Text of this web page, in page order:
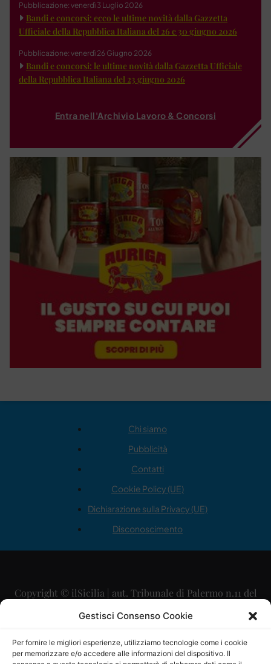
Gestisci Consenso Cookie
Per fornire le migliori esperienze, utilizziamo tecnologie come i cookie
per memorizzare e/o accedere alle informazioni del dispositivo. Il
Pubblicazione: venerdì 3 Luglio 2026
Bandi e concorsi: ecco le ultime novità dalla Gazzetta
Ufficiale della Repubblica Italiana del 26 e 30 giugno 2026
Pubblicazione: venerdì 26 Giugno 2026
Bandi e concorsi: le ultime novità dalla Gazzetta Ufficiale
della Repubblica Italiana del 23 giugno 2026
Entra nell'Archivio Lavoro & Concorsi
Chi siamo
Pubblicità
Contatti
Cookie Policy (UE)
Dichiarazione sulla Privacy (UE)
Disconoscimento
Copyright © ilSicilia | aut. Tribunale di Palermo n.11 del
29/09/2015
Direttore Editoriale: Maurizio Scaglione